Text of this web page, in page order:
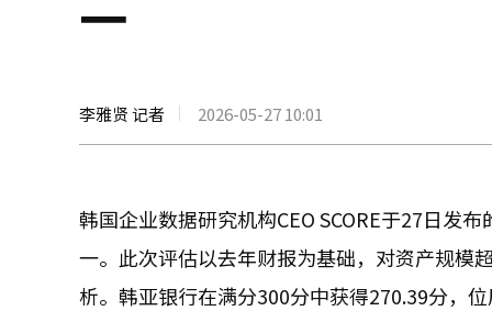
一
李雅贤 记者 2026-05-27 10:01
韩国企业数据研究机构CEO SCORE于27日发
一。此次评估以去年财报为基础，对资产规模
析。韩亚银行在满分300分中获得270.39分，